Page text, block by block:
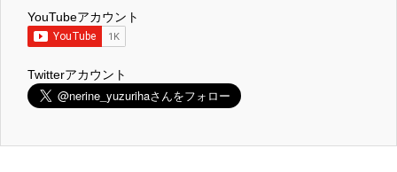
YouTubeアカウント
Twitterアカウント